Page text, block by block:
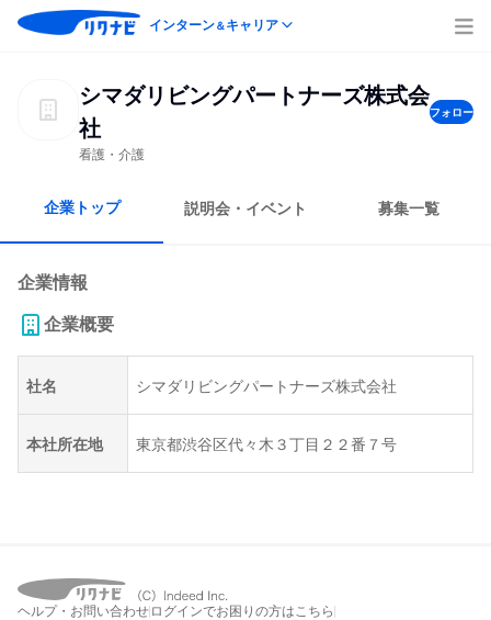
インターン＆キャリア
シマダリビングパートナーズ株式会
社
フォロー
看護・介護
企業トップ 説明会・イベント 募集一覧
企業情報
企業概要
社名 シマダリビングパートナーズ株式会社
本社所在地 東京都渋谷区代々木３丁目２２番７号
ヘルプ・お問い合わせ ログインでお困りの方はこちら